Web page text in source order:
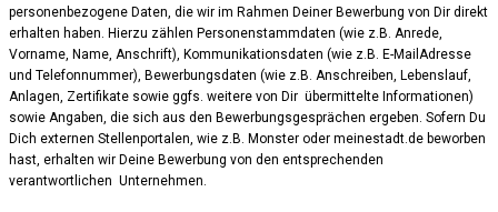
personenbezogene Daten, die wir im Rahmen Deiner Bewerbung von Dir direkt
erhalten haben. Hierzu zählen Personenstammdaten (wie z.B. Anrede,
Vorname, Name, Anschrift), Kommunikationsdaten (wie z.B. E-MailAdresse
und Telefonnummer), Bewerbungsdaten (wie z.B. Anschreiben, Lebenslauf,
Anlagen, Zertifikate sowie ggfs. weitere von Dir übermittelte Informationen)
sowie Angaben, die sich aus den Bewerbungsgesprächen ergeben. Sofern Du
Dich externen Stellenportalen, wie z.B. Monster oder meinestadt.de beworben
hast, erhalten wir Deine Bewerbung von den entsprechenden
verantwortlichen Unternehmen.